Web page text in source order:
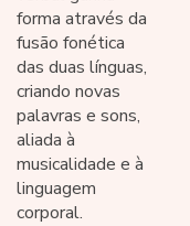
forma através da
fusão fonética
das duas línguas,
criando novas
palavras e sons,
aliada à
musicalidade e à
linguagem
corporal.